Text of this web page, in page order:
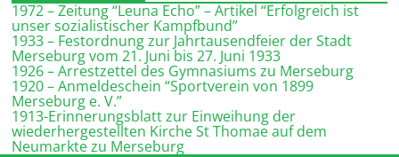
1972 – Zeitung “Leuna Echo” – Artikel “Erfolgreich ist
unser sozialistischer Kampfbund”
1933 – Festordnung zur Jahrtausendfeier der Stadt
Merseburg vom 21. Juni bis 27. Juni 1933
1926 – Arrestzettel des Gymnasiums zu Merseburg
1920 – Anmeldeschein “Sportverein von 1899
Merseburg e. V.”
1913-Erinnerungsblatt zur Einweihung der
wiederhergestellten Kirche St Thomae auf dem
Neumarkte zu Merseburg